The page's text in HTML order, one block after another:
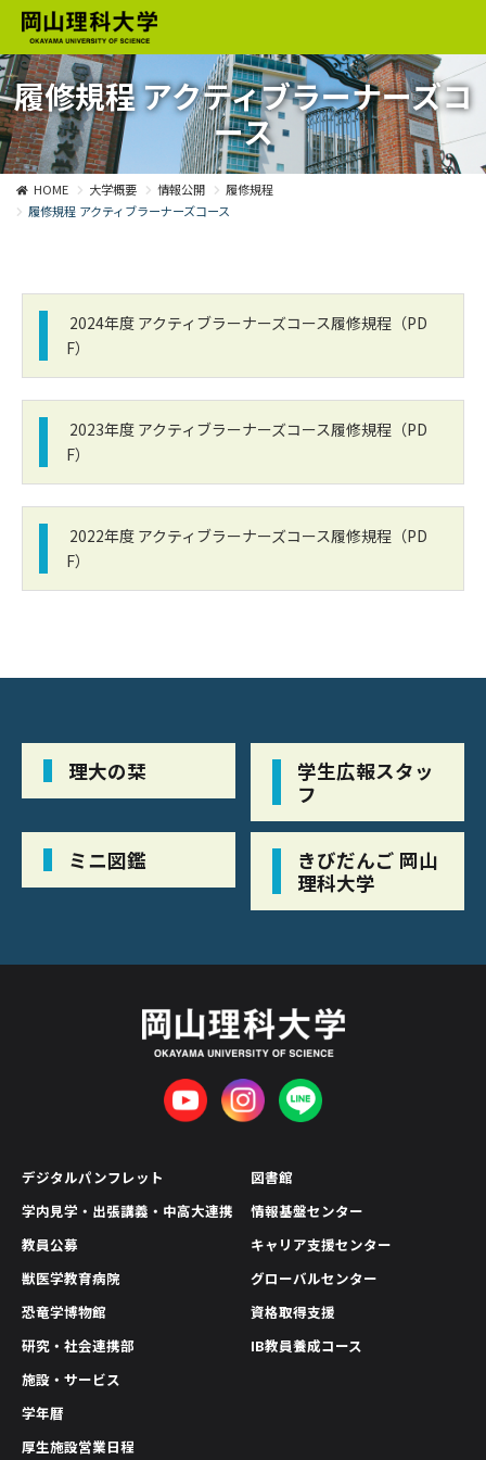
履修規程 アクティブラーナーズコ
ース
HOME 大学概要 情報公開
履修規程
履修規程 アクティブラーナーズコース
2024年度 アクティブラーナーズコース履修規程（PD
F）
2023年度 アクティブラーナーズコース履修規程（PD
F）
2022年度 アクティブラーナーズコース履修規程（PD
F）
理大の栞
学生広報スタッ
フ
ミニ図鑑
きびだんご 岡山
理科大学
デジタルパンフレット
学内見学・出張講義・中高大連携
教員公募
獣医学教育病院
恐竜学博物館
研究・社会連携部
図書館
情報基盤センター
キャリア支援センター
グローバルセンター
資格取得支援
IB教員養成コース
施設・サービス
学年暦
厚生施設営業日程